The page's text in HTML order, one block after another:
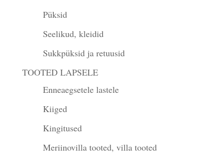
Püksid
Seelikud, kleidid
Sukkpüksid ja retuusid
TOOTED LAPSELE
Enneaegsetele lastele
Kiiged
Kingitused
Meriinovilla tooted, villa tooted